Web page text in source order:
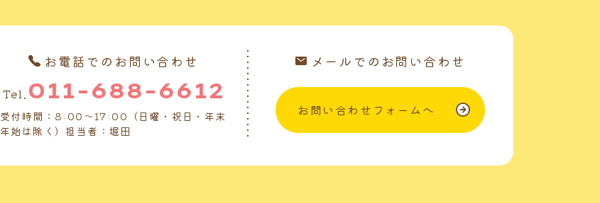
お電話でのお問い合わせ
Tel. 011-688-6612
受付時間：8:00～17:00（日曜・祝日・年末
年始は除く）担当者：堀田
メールでのお問い合わせ
お問い合わせフォームへ